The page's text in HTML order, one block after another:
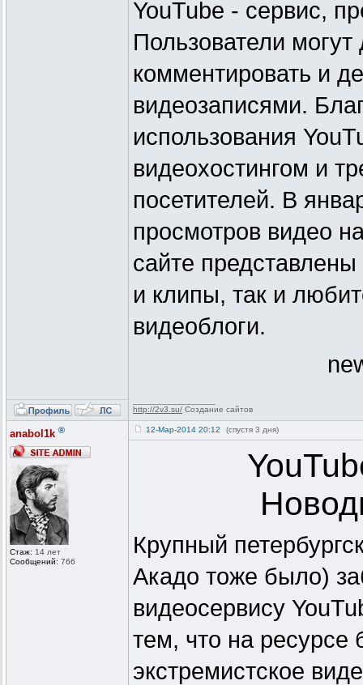
YouTube - сервис,
Пользователи
комментировать и
видеозаписями.
использования
видеохостингом и
посетителей. В
просмотров видео
сайте
и клипы, так и
видеоблоги.
http://2v3.su/ Создание сайтов
anabol1k ®
Стаж: 14 лет
Сообщений: 766
12-Мар-2014 20:12 (спустя 3 дня)
Крупный
Акадо тоже было)
видеосервису
тем, что на
экстремистское